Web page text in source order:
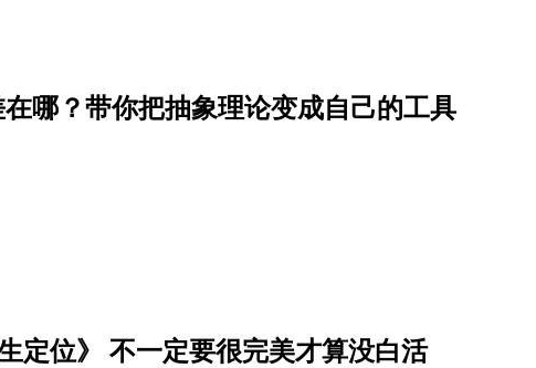
哪？带你把抽象理论变成自己的工具
定位》 不一定要很完美才算没白活